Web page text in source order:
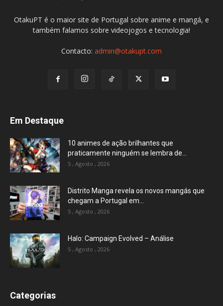
OtakuPT é o maior site de Portugal sobre anime e mangá, e
também falamos sobre videojogos e tecnologia!
Contacto: admin@otakupt.com
Em Destaque
10 animes de ação brilhantes que
praticamente ninguém se lembra de...
5 , Agosto , 2026
Distrito Manga revela os novos mangás que
chegam a Portugal em...
5 , Agosto , 2026
Halo: Campaign Evolved – Análise
5 , Agosto , 2026
Categorias